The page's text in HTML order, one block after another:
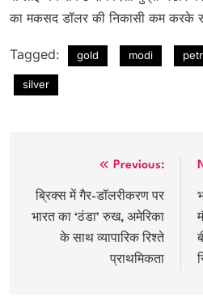
का मकसद डॉलर की निकासी कम करके
Tagged: gold modi
silver
navigation
Previous:
ब्रिक्स में गैर-डॉलरीकरण पर
भारत का ‘ठंडा’ रुख, अमेरिका
के साथ व्यापारिक रिश्ते
प्राथमिकता